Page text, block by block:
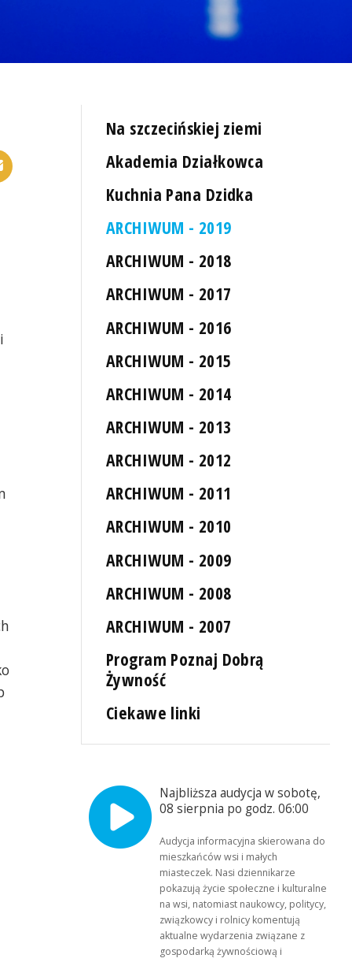
Na szczecińskiej ziemi
Akademia Działkowca
Kuchnia Pana Dzidka
ARCHIWUM - 2019
ARCHIWUM - 2018
ARCHIWUM - 2017
ARCHIWUM - 2016
ARCHIWUM - 2015
ARCHIWUM - 2014
ARCHIWUM - 2013
ARCHIWUM - 2012
ARCHIWUM - 2011
ARCHIWUM - 2010
ARCHIWUM - 2009
ARCHIWUM - 2008
ARCHIWUM - 2007
Program Poznaj Dobrą
Żywność
Ciekawe linki
Najbliższa audycja w sobotę,
08 sierpnia po godz. 06:00
Audycja informacyjna skierowana do
mieszkańców wsi i małych
miasteczek. Nasi dziennikarze
pokazują życie społeczne i kulturalne
na wsi, natomiast naukowcy, politycy,
związkowcy i rolnicy komentują
aktualne wydarzenia związane z
gospodarką żywnościową i